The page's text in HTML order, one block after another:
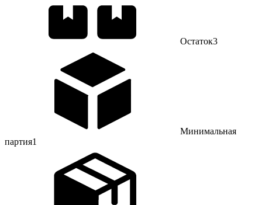
Остаток3
Минимальная
партия1